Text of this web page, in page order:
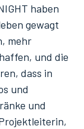
haben
gewagt
mehr
und die
dass in
und
und